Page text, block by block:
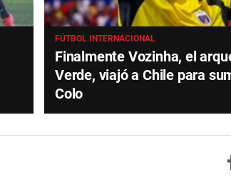
FÚTBOL INTERNACIONAL
Finalmente Vozinha, el
Verde, viajó a Chile para
Colo